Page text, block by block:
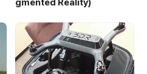
gmented Reality)